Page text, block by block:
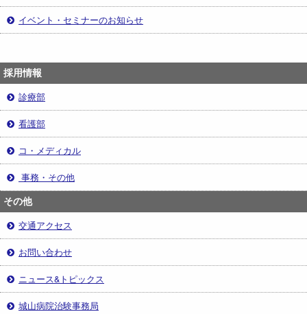
イベント・セミナーのお知らせ
採用情報
診療部
看護部
コ・メディカル
事務・その他
その他
交通アクセス
お問い合わせ
ニュース&トピックス
城山病院治験事務局